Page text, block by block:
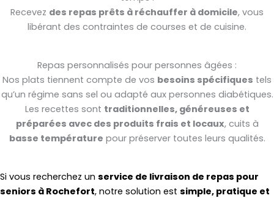
Recevez des repas prêts à réchauffer à domicile, vous
libérant des contraintes de courses et de cuisine.
Repas personnalisés pour personnes âgées :
Nos plats tiennent compte de vos besoins spécifiques tels
qu’un régime sans sel ou adapté aux personnes diabétiques.
Les recettes sont traditionnelles, généreuses et
préparées avec des produits frais et locaux, cuits à
basse température pour préserver toutes leurs qualités.
Si vous recherchez un service de livraison de repas pour
seniors à Rochefort, notre solution est simple, pratique et